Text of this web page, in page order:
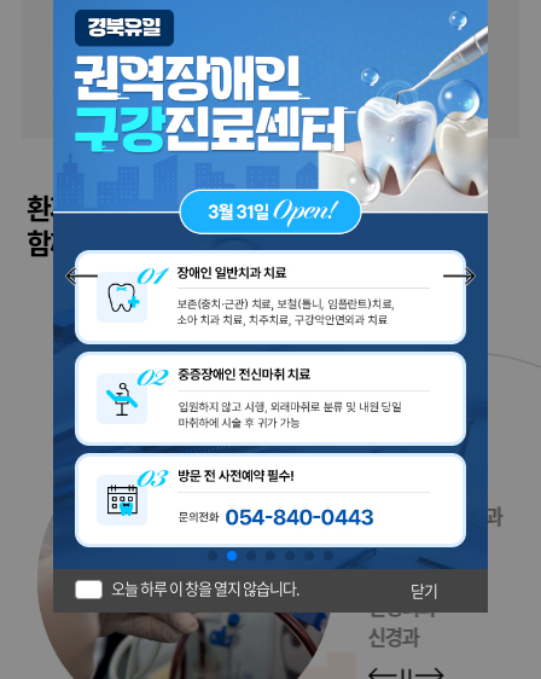
의무기록사본
비급여진료비 조회
환자 중심의 안동병원 - 항상 환자의 곁에서
함께하는 전문 진료과를 확인하세요.
순환기(심장) 내과
신장 내과
정형외과
신경외과
신경과
오늘 하루 이 창을 열지 않습니다. 닫기